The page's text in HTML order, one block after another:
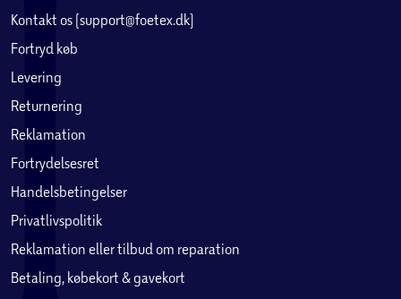
Kontakt os (support@foetex.dk)
Fortryd køb
Levering
Returnering
Reklamation
Fortrydelsesret
Handelsbetingelser
Privatlivspolitik
Reklamation eller tilbud om reparation
Betaling, købekort & gavekort